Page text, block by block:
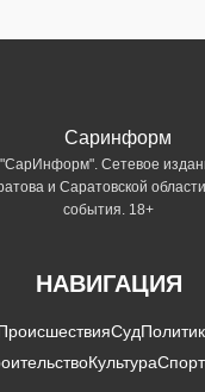
Сетевое
и Саратовской
события. 18+
НАВИГАЦИЯ
Суд
КультураСпорт